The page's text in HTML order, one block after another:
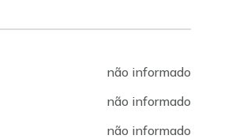
não informado
não informado
não informado